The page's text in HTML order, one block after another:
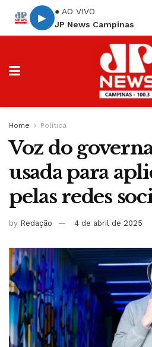
▶
● AO VIVO
JP News Campinas
Home Política
Voz do
usada para
pelas redes
by Redação 4 de abril de 2025